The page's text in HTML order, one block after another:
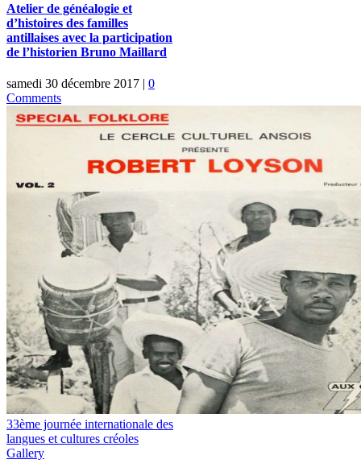
Atelier de généalogie et
d’histoires des familles
antillaises avec la participation
de l’historien Bruno Maillard
samedi 30 décembre 2017 | 0
Comments
33ème journée internationale des
langues et cultures créoles
Gallery